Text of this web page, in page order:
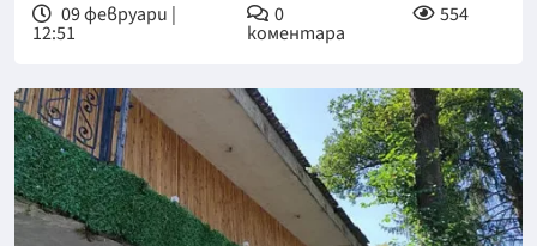
09 февруари |
12:51
0
коментара
554